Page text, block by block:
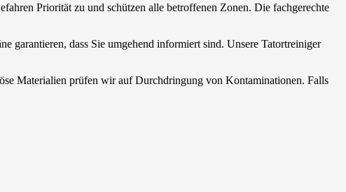
Priorität zu und schützen alle betroffenen Zonen. Die fachgerechte
garantieren, dass Sie umgehend informiert sind. Unsere Tatortreiniger
Materialien prüfen wir auf Durchdringung von Kontaminationen. Falls